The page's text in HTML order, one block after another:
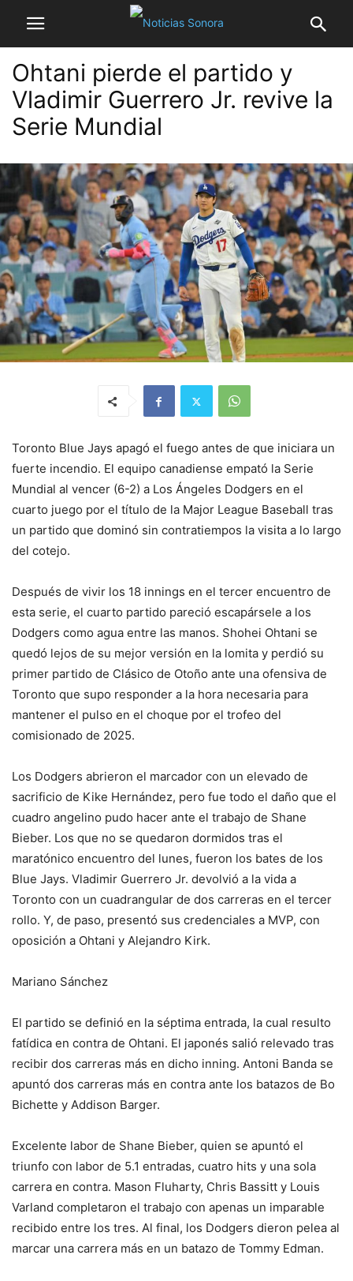
Ohtani pierde el partido y
Vladimir Guerrero Jr. revive la
Serie Mundial
Toronto Blue Jays apagó el fuego antes de que iniciara un
fuerte incendio. El equipo canadiense empató la Serie
Mundial al vencer (6-2) a Los Ángeles Dodgers en el
cuarto juego por el título de la Major League Baseball tras
un partido que dominó sin contratiempos la visita a lo largo
del cotejo.
Después de vivir los 18 innings en el tercer encuentro de
esta serie, el cuarto partido pareció escapársele a los
Dodgers como agua entre las manos. Shohei Ohtani se
quedó lejos de su mejor versión en la lomita y perdió su
primer partido de Clásico de Otoño ante una ofensiva de
Toronto que supo responder a la hora necesaria para
mantener el pulso en el choque por el trofeo del
comisionado de 2025.
Los Dodgers abrieron el marcador con un elevado de
sacrificio de Kike Hernández, pero fue todo el daño que el
cuadro angelino pudo hacer ante el trabajo de Shane
Bieber. Los que no se quedaron dormidos tras el
maratónico encuentro del lunes, fueron los bates de los
Blue Jays. Vladimir Guerrero Jr. devolvió a la vida a
Toronto con un cuadrangular de dos carreras en el tercer
rollo. Y, de paso, presentó sus credenciales a MVP, con
oposición a Ohtani y Alejandro Kirk.
Mariano Sánchez
El partido se definió en la séptima entrada, la cual resulto
fatídica en contra de Ohtani. El japonés salió relevado tras
recibir dos carreras más en dicho inning. Antoni Banda se
apuntó dos carreras más en contra ante los batazos de Bo
Bichette y Addison Barger.
Excelente labor de Shane Bieber, quien se apuntó el
triunfo con labor de 5.1 entradas, cuatro hits y una sola
carrera en contra. Mason Fluharty, Chris Bassitt y Louis
Varland completaron el trabajo con apenas un imparable
recibido entre los tres. Al final, los Dodgers dieron pelea al
marcar una carrera más en un batazo de Tommy Edman.